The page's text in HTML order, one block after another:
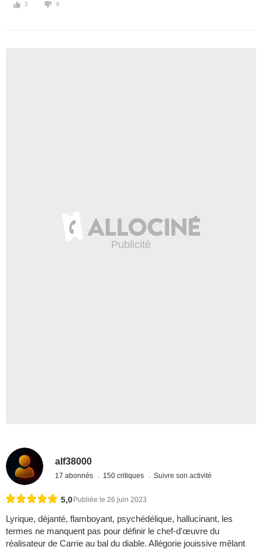
2 0
alf38000
17 abonnés 150 critiques Suivre son activité
5,0 Publiée le 26 juin 2023
Lyrique, déjanté, flamboyant, psychédélique, hallucinant, les
termes ne manquent pas pour définir le chef-d'œuvre du
réalisateur de Carrie au bal du diable. Allégorie jouissive mêlant